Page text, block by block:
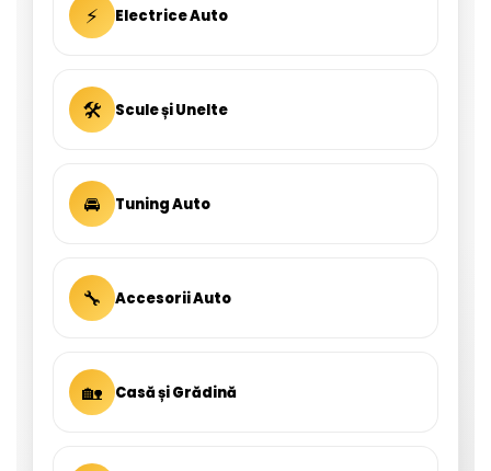
⚡ Electrice Auto
🛠 Scule și Unelte
🚘 Tuning Auto
🔧 Accesorii Auto
🏡 Casă și Grădină